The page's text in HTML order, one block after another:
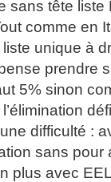
sans tête liste
comme en
unique à
prendre
5% sinon
difficulté :
sans pour
plus avec